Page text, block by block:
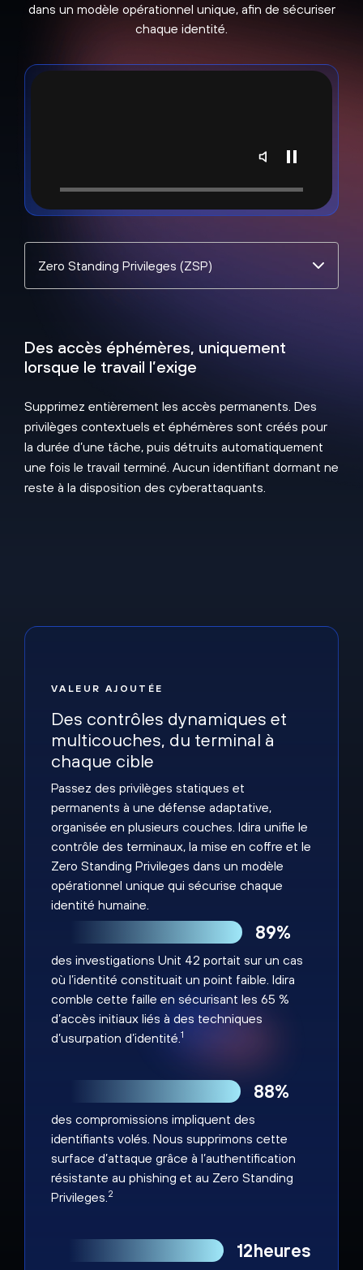
dans un modèle opérationnel unique, afin de sécuriser
chaque identité.
une
rubrique
Des accès éphémères, uniquement
lorsque le travail l’exige
Supprimez entièrement les accès permanents. Des
privilèges contextuels et éphémères sont créés pour
la durée d’une tâche, puis détruits automatiquement
une fois le travail terminé. Aucun identifiant dormant ne
reste à la disposition des cyberattaquants.
89%
des investigations Unit 42 portait sur un cas
où l’identité constituait un point faible. Idira
comble cette faille en sécurisant les 65 %
d’accès initiaux liés à des techniques
d’usurpation d’identité. 1
88%
des compromissions impliquent des
identifiants volés. Nous supprimons cette
surface d’attaque grâce à l’authentification
résistante au phishing et au Zero Standing
Privileges. 2
12heures
VALEUR AJOUTÉE
Des contrôles dynamiques et
multicouches, du terminal à
chaque cible
Passez des privilèges statiques et
permanents à une défense adaptative,
organisée en plusieurs couches. Idira unifie le
contrôle des terminaux, la mise en coffre et le
Zero Standing Privileges dans un modèle
opérationnel unique qui sécurise chaque
identité humaine.